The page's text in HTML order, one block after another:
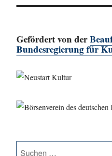
Gefördert von der
Bundesregierung für
Suche